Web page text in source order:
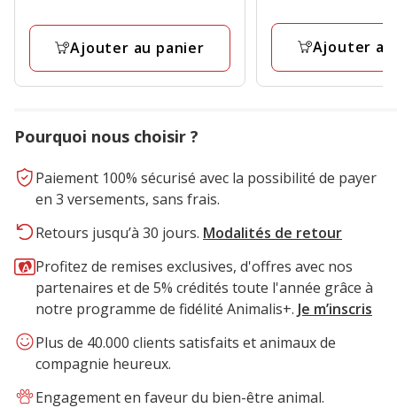
14.50€,
final
7.25€
Ajouter au panier
40.99€,
final
20.49€
Ajouter
Pourquoi nous choisir ?
Paiement 100% sécurisé avec la possibilité de payer
en 3 versements, sans frais.
Retours jusqu’à 30 jours. Modalités de retour
Profitez de remises exclusives, d'offres avec nos
partenaires et de 5% crédités toute l'année grâce à
notre programme de fidélité Animalis+. Je m’inscris
Plus de 40.000 clients satisfaits et animaux de
compagnie heureux.
Engagement en faveur du bien-être animal.